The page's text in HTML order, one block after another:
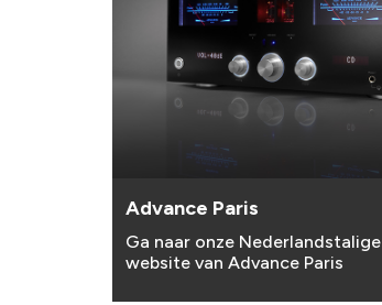
Advance Paris
Ga naar onze Nederlandstalige
website van Advance Paris